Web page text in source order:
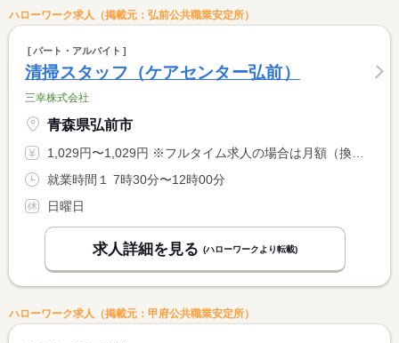
ハローワーク求人（掲載元：弘前公共職業安定所）
パート・アルバイト
清掃スタッフ（ケアセンター弘前）
三幸株式会社
青森県弘前市
1,029円〜1,029円 ※フルタイム求人の場合は月額（換算額）、パート求人の場合は時間額を表示しています。
就業時間１ 7時30分〜12時00分
日曜日
求人詳細を見る (ハローワークより転載)
ハローワーク求人（掲載元：甲府公共職業安定所）